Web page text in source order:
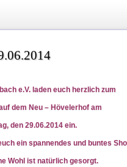
e.V. laden euch herzlich zum
dem Neu – Hövelerhof am
den 29.06.2014 ein.
ein spannendes und buntes
Wohl ist natürlich gesorgt.